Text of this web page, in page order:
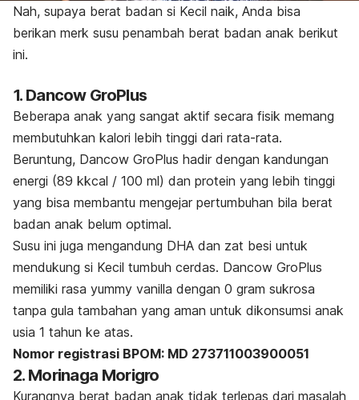
Nah, supaya berat badan si Kecil naik, Anda bisa
berikan merk susu penambah berat badan anak berikut
ini.
1. Dancow GroPlus
Beberapa anak yang sangat aktif secara fisik memang
membutuhkan kalori lebih tinggi dari rata-rata.
Beruntung, Dancow GroPlus hadir dengan kandungan
energi (89 kkcal / 100 ml) dan protein yang lebih tinggi
yang bisa membantu mengejar pertumbuhan bila berat
badan anak belum optimal.
Susu ini juga mengandung DHA dan zat besi untuk
mendukung si Kecil tumbuh cerdas. Dancow GroPlus
memiliki rasa yummy vanilla dengan 0 gram sukrosa
tanpa gula tambahan yang aman untuk dikonsumsi anak
usia 1 tahun ke atas.
Nomor registrasi BPOM: MD 273711003900051
2. Morinaga Morigro
Kurangnya berat badan anak tidak terlepas dari masalah